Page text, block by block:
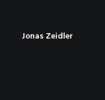
Jonas Zeidler